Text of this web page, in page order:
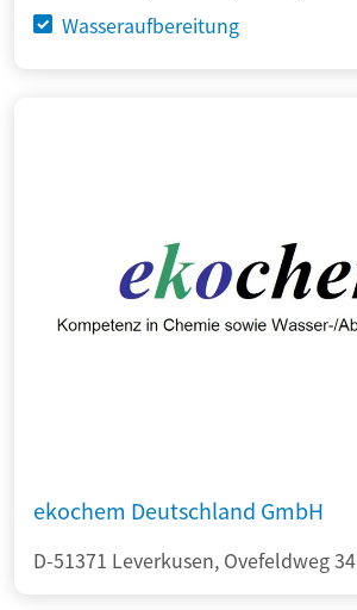
Wasseraufbereitung
ekochem Deutschland GmbH
D-51371 Leverkusen, Ovefeldweg 34